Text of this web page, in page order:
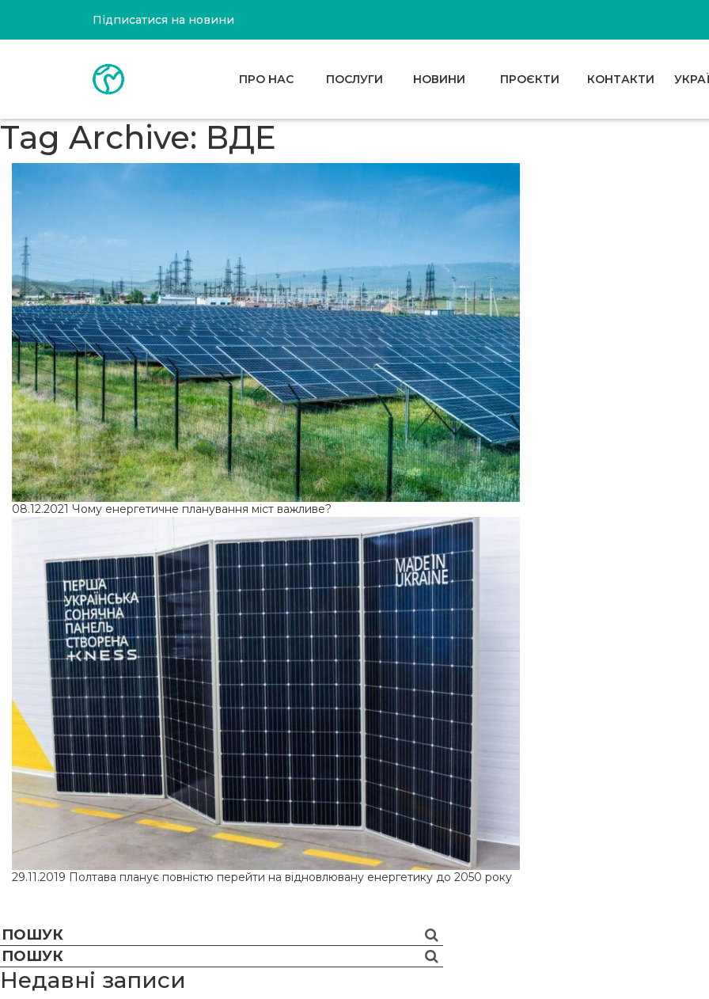
Підписатися на новини
ПРО НАС ПОСЛУГИ НОВИНИ ПРОЄКТИ КОНТАКТИ
Tag Archive: ВДЕ
08.12.2021 Чому енергетичне планування міст важливе?
29.11.2019 Полтава планує повністю перейти на відновлювану енергетику до 2050 року
Недавні записи